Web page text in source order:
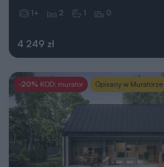
4 249 zł
1+ 2 1 0
-20% KOD: murator Opisany w Muratorze